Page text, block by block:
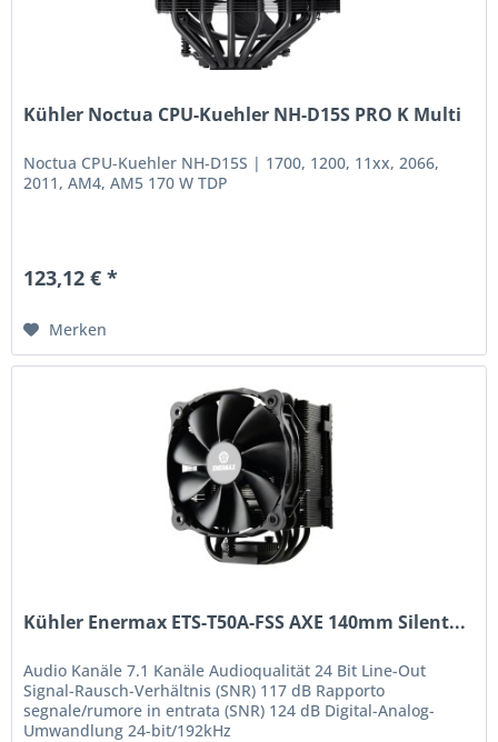
Kühler Noctua CPU-Kuehler NH-D15S PRO K Multi
Noctua CPU-Kuehler NH-D15S | 1700, 1200, 11xx, 2066,
2011, AM4, AM5 170 W TDP
123,12 € *
Merken
Kühler Enermax ETS-T50A-FSS AXE 140mm Silent...
Audio Kanäle 7.1 Kanäle Audioqualität 24 Bit Line-Out
Signal-Rausch-Verhältnis (SNR) 117 dB Rapporto
segnale/rumore in entrata (SNR) 124 dB Digital-Analog-
Umwandlung 24-bit/192kHz